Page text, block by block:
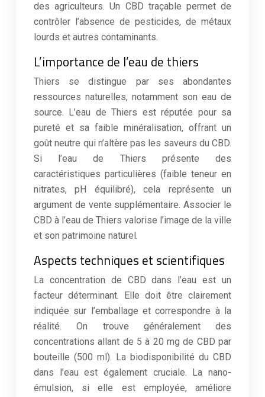
des agriculteurs. Un CBD traçable permet de
contrôler l’absence de pesticides, de métaux
lourds et autres contaminants.
L’importance de l’eau de thiers
Thiers se distingue par ses abondantes
ressources naturelles, notamment son eau de
source. L’eau de Thiers est réputée pour sa
pureté et sa faible minéralisation, offrant un
goût neutre qui n’altère pas les saveurs du CBD.
Si l’eau de Thiers présente des
caractéristiques particulières (faible teneur en
nitrates, pH équilibré), cela représente un
argument de vente supplémentaire. Associer le
CBD à l’eau de Thiers valorise l’image de la ville
et son patrimoine naturel.
Aspects techniques et scientifiques
La concentration de CBD dans l’eau est un
facteur déterminant. Elle doit être clairement
indiquée sur l’emballage et correspondre à la
réalité. On trouve généralement des
concentrations allant de 5 à 20 mg de CBD par
bouteille (500 ml). La biodisponibilité du CBD
dans l’eau est également cruciale. La nano-
émulsion, si elle est employée, améliore